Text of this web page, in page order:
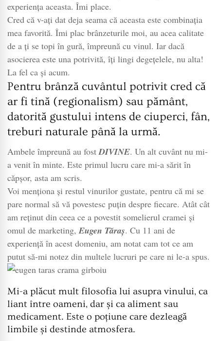
experiența aceasta. Îmi place.
Cred că v-ați dat deja seama că aceasta este combinația
mea favorită. Îmi plac brânzeturile moi, au acea calitate
de a ți se topi în gură, împreună cu vinul. Iar dacă
asocierea este una potrivită, îți lingi degețelele, nu alta!
La fel ca și acum.
Pentru brânză cuvântul potrivit cred că
ar fi tină (regionalism) sau pământ,
datorită gustului intens de ciuperci, fân,
treburi naturale până la urmă.
Ambele împreună au fostDIVINE. Un alt cuvânt nu mi-
a venit în minte. Este primul lucru care mi-a sărit în
căpșor, asta am scris.
Voi menționa și restul vinurilor gustate, pentru că mi se
pare normal să vă povestesc puțin despre fiecare. Atât cât
am reținut din ceea ce a povestit somelierul cramei și
omul de marketing,Eugen Tăraș. Cu 11 ani de
experiență în acest domeniu, am notat cam tot ce am
putut să-mi notez din multele lucruri pe care ni le-a spus.
Mi-a plăcut mult filosofia lui asupra vinului, ca
liant între oameni, dar și ca aliment sau
medicament. Este o poțiune care dezleagă
limbile și destinde atmosfera.